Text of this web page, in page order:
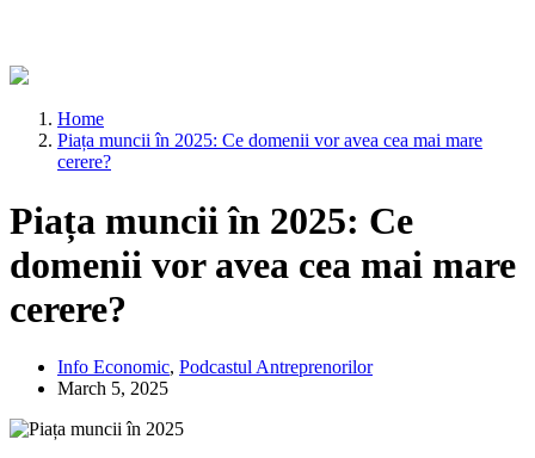
Home
Piața muncii în 2025: Ce domenii vor avea cea mai mare
cerere?
Piața muncii în 2025: Ce
domenii vor avea cea mai mare
cerere?
Info Economic, Podcastul Antreprenorilor
March 5, 2025